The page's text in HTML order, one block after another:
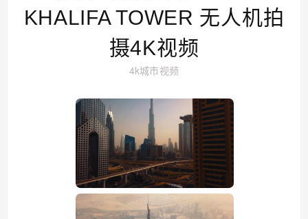
KHALIFA TOWER 无人机拍
摄4K视频
4k城市视频